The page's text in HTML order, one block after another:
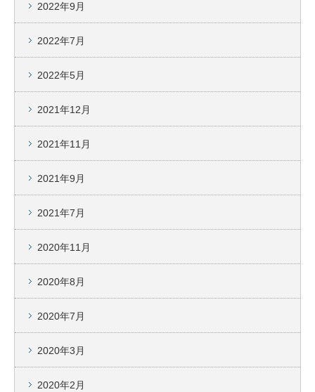
2022年9月
2022年7月
2022年5月
2021年12月
2021年11月
2021年9月
2021年7月
2020年11月
2020年8月
2020年7月
2020年3月
2020年2月